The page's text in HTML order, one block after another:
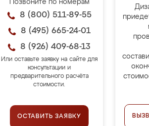
Позвоните по номерам
8 (800) 511-89-55
8 (495) 665-24-01
8 (926) 409-68-13
Или оставьте заявку на сайте для
консультации и
предварительного расчёта
стоимости.
ОСТАВИТЬ ЗАЯВКУ